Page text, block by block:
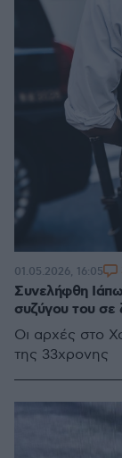
Συνελήφθη
συζύγου του σε
Οι αρχές στο
της 33χρονης
01.05.2026, 16:05